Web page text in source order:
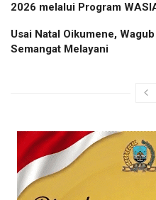
2026 melalui Program
Usai Natal Oikumene,
Semangat Melayani